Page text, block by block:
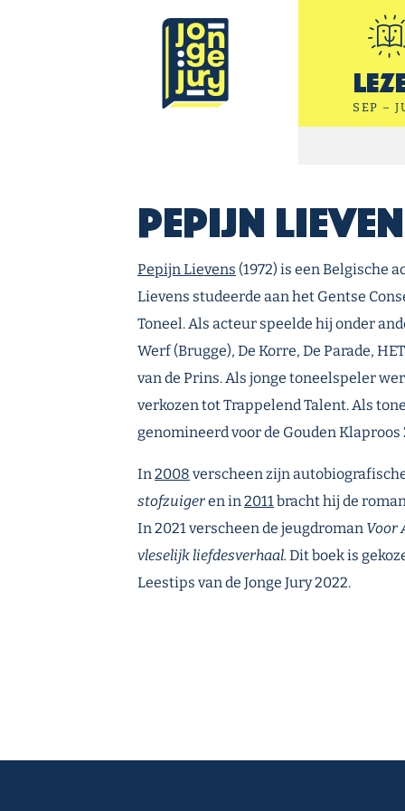
Jonge Jury
SEP –
Pepijn
Pepijn Lievens (1972) is een Belgische
Lievens studeerde aan het Gentse
Toneel. Als acteur speelde hij onder
Werf (Brugge), De Korre, De Parade,
van de Prins. Als jonge toneelspeler
verkozen tot Trappelend Talent. Als
genomineerd voor de Gouden Klaproos
In2008 verscheen zijn
stofzuigeren in2011bracht hij de
In 2021 verscheen de jeugdroman Voor
vleselijk liefdesverhaal. Dit boek is
Leestips van de Jonge Jury 2022.